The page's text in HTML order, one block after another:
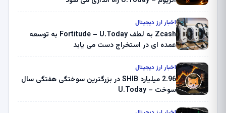
اخبار ارز دیجیتال
Zcash به لطف Fortitude – U.Today به توسعه
عمده ای در استخراج دست می یابد
اخبار ارز دیجیتال
2.96 میلیارد SHIB در بزرگترین سوختگی هفتگی سال
سوخت – U.Today